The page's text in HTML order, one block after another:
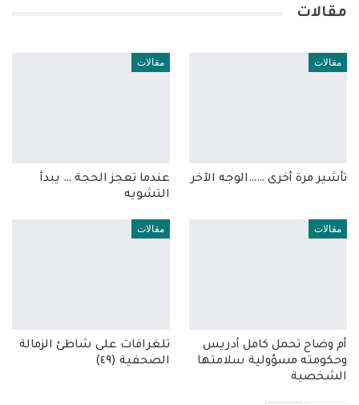
مقالات
مقالات
تأشير مرة أخرى ……الوجه الآخر
مقالات
عندما تعجز الحجة … يبدأ
التشويه
مقالات
أم وضاح تحمل كامل أدريس
وحكومته مسؤولية سلامتها
الشخصية
مقالات
تلغرافات على شاطئ الزمالة
الصحفية (٤٩)